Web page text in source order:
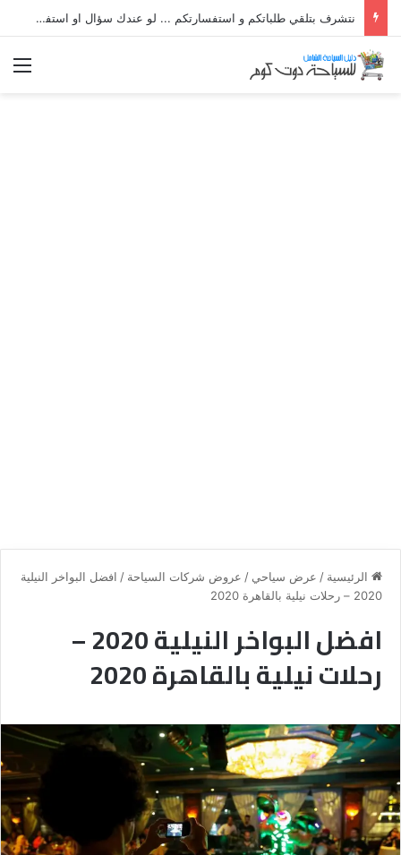
نتشرف بتلقي طلباتكم و استفسارتكم ... لو عندك سؤال او استفسار ماتدرددش فى طلب المساعدة
الرئيسية / عرض سياحي / عروض شركات السياحة / افضل البواخر النيلية
2020 – رحلات نيلية بالقاهرة 2020
افضل البواخر النيلية 2020 –
رحلات نيلية بالقاهرة 2020